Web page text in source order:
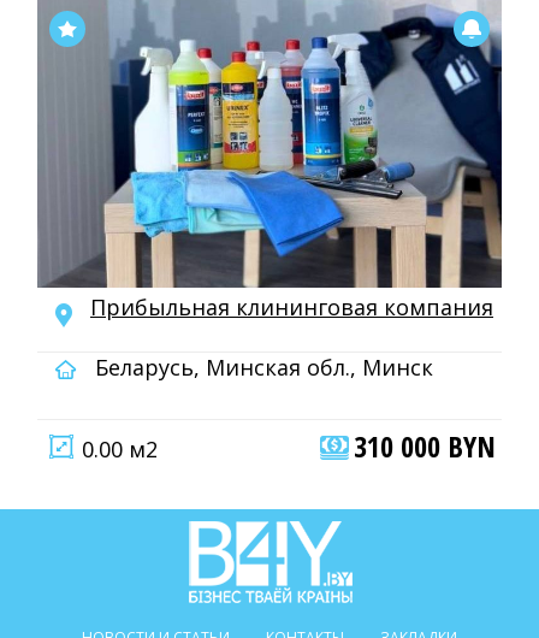
Прибыльная клининговая компания
Беларусь, Минская обл., Минск
0.00 м2 310 000 BYN